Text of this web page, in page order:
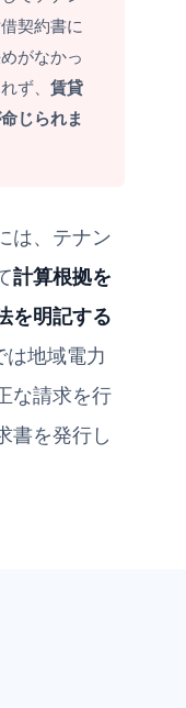
契約書に
がなかっ
ず、 賃貸
じられま
は、テナン
計算根拠を
を明記する
は地域電力
な請求を行
書を発行し